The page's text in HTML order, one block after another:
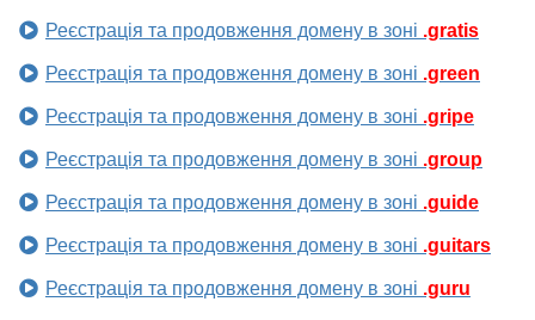
Реєстрація та продовження домену в зоні .gratis
Реєстрація та продовження домену в зоні .green
Реєстрація та продовження домену в зоні .gripe
Реєстрація та продовження домену в зоні .group
Реєстрація та продовження домену в зоні .guide
Реєстрація та продовження домену в зоні .guitars
Реєстрація та продовження домену в зоні .guru